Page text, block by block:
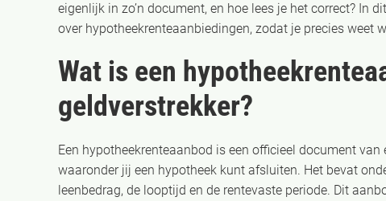
eigenlijk in zo’n document, en hoe lees je het correct? In
over hypotheekrenteaanbiedingen, zodat je precies weet
Wat is een
geldverstrekker?
Een hypotheekrenteaanbod is een officieel document
waaronder jij een hypotheek kunt afsluiten. Het bevat
leenbedrag, de looptijd en de rentevaste periode. Dit